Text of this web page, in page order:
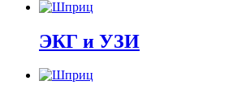
ЭКГ и УЗИ